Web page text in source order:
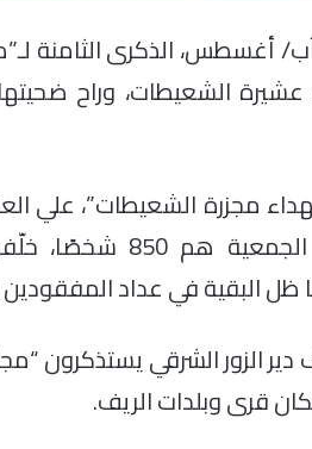
اليوم، الإثنين 8 آب/ أغسطس،
بينما المسجلون
ظل البقية في عداد
دير الزور الشرقي يستذكرون
قرى وبلدات الريف.